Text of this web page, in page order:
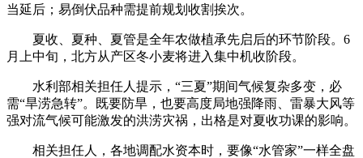
当延后；易倒伏品种需提前规划收割挨次。
夏收、夏种、夏管是全年农做植承先启后的环节阶段。6
月上中旬，北方从产区冬小麦将进入集中机收阶段。
水利部相关担任人提示，“三夏”期间气候复杂多变，必
需“旱涝急转”。既要防旱，也要高度局地强降雨、雷暴大风等
强对流气候可能激发的洪涝灾祸，出格是对夏收功课的影响。
相关担任人，各地调配水资本时，要像“水管家”一样全盘